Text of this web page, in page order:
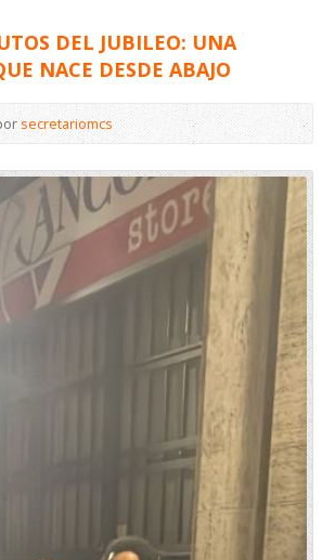
DEL JUBILEO: UNA
NACE DESDE ABAJO
secretariomcs